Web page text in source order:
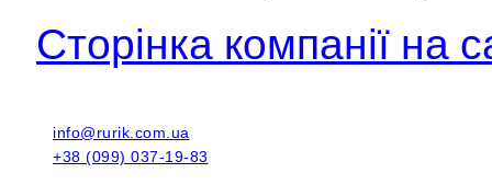
Сторінка компанії на
info@rurik.com.ua
+38 (099) 037-19-83